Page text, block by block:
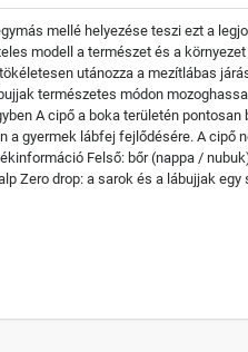
mellé helyezése teszi ezt a
modell a természet és a környezet
utánozza a mezítlábas
természetes módon
A cipő a boka területén pontosan
a gyermek lábfej fejlődésére. A cipő
Felső: bőr (nappa /
Zero drop: a sarok és a lábujjak egy